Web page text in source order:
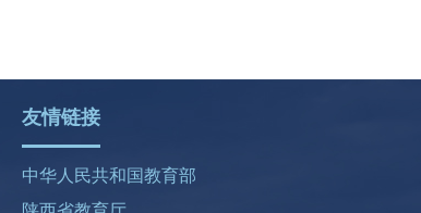
友情链接
中华人民共和国教育部